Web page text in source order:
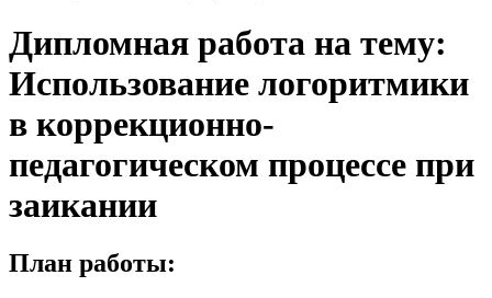
Дипломная работа на тему:
Использование логоритмики
в коррекционно-
педагогическом процессе при
заикании
План работы: